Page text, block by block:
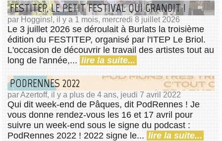
FESTITEP, LE PETIT FESTIVAL QUI GRANDIT !
par Hoggins!, il y a 1 mois, mercredi 8 juillet 2026
Le 3 juillet 2026 se déroulait à Burlats la troisième
édition du FESTITEP, organisé par l'ITEP Le Briol.
L'occasion de découvrir le travail des artistes tout au
long de l'année,... lire la suite...
PODRENNES 2022
par Azertoff, il y a plus de 4 ans, jeudi 7 avril 2022
Qui dit week-end de Pâques, dit PodRennes ! Je
vous donne rendez-vous les 16 et 17 avril pour
suivre un week-end sous le signe du podcast :
PodRennes 2022 ! 2022 signe le... lire la suite...